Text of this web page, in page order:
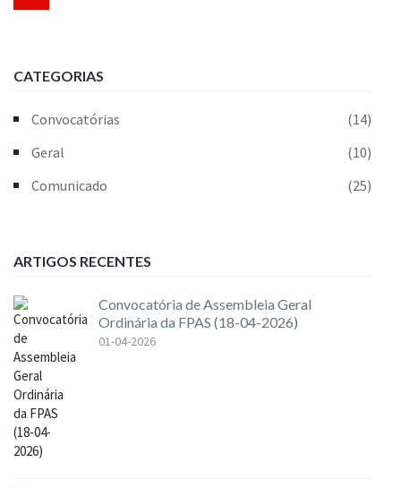
CATEGORIAS
Convocatórias
(14)
Geral
(10)
Comunicado
(25)
ARTIGOS RECENTES
Convocatória de Assembleia Geral
Ordinária da FPAS (18-04-2026)
01-04-2026